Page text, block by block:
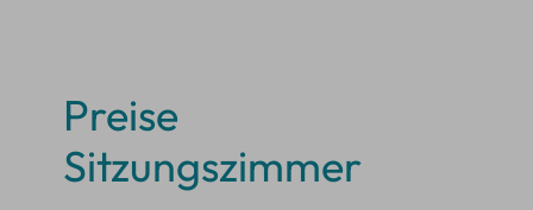
Preise
Sitzungszimmer